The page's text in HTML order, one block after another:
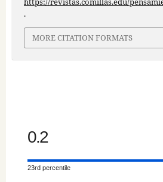
.
MORE CITATION FORMATS
0.2
23rd percentile